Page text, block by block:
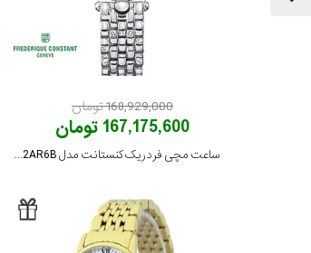
168,929,000 تومان
167,175,600 تومان
ساعت مچی فردریک کنستانت مدل FC-200MPW2AR6B